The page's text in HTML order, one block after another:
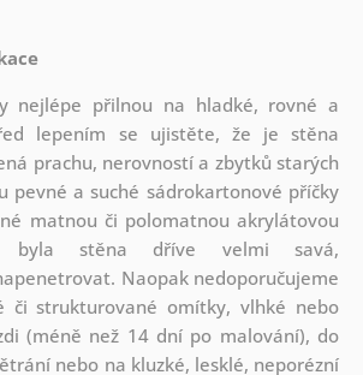
nejlépe přilnou na hladké, rovné a
lepením se ujistěte, že je stěna
prachu, nerovností a zbytků starých
pevné a suché sádrokartonové příčky
matnou či polomatnou akrylátovou
byla stěna dříve velmi savá,
Naopak nedoporučujeme
či strukturované omítky, vlhké nebo
(méně než 14 dní po malování), do
nebo na kluzké, lesklé, neporézní